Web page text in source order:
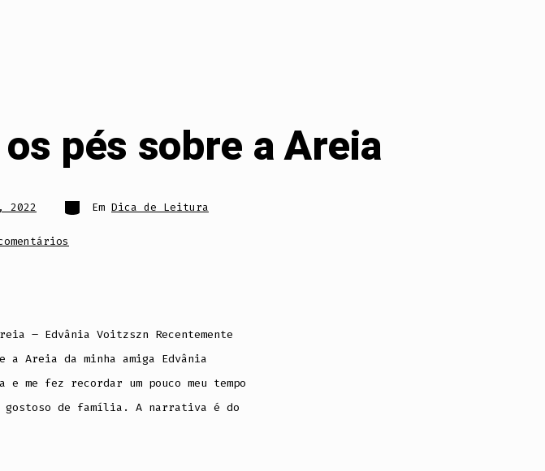
pés sobre a Areia
2022 Categorias
Em Dica de Leitura
Dica
Areia
– Edvânia Voitzszn Recentemente
Areia da minha amiga Edvânia
me fez recordar um pouco meu tempo
gostoso de família. A narrativa é do